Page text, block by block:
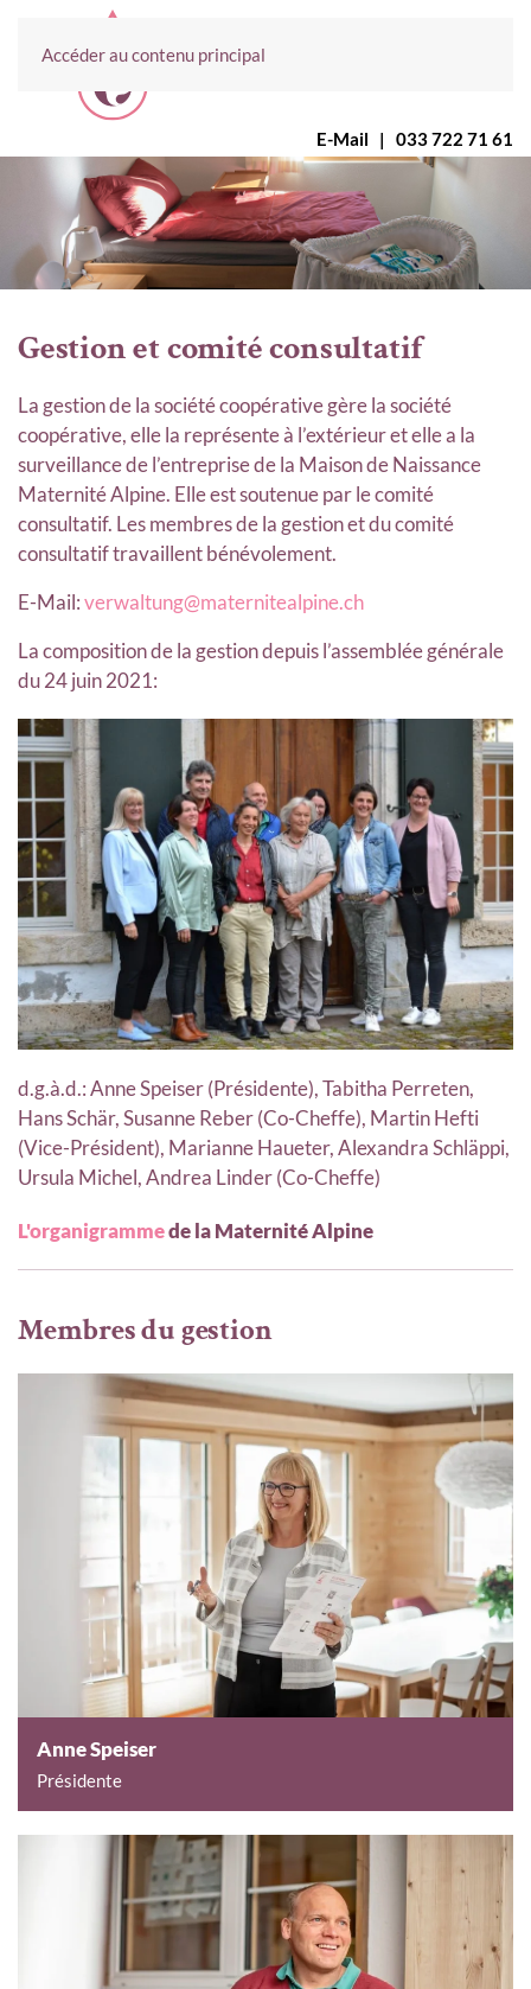
Accéder au contenu principal
E-Mail | 033 722 71 61
Gestion et comité consultatif
La gestion de la société coopérative gère la société
coopérative, elle la représente à l’extérieur et elle a la
surveillance de l’entreprise de la Maison de Naissance
Maternité Alpine. Elle est soutenue par le comité
consultatif. Les membres de la gestion et du comité
consultatif travaillent bénévolement.
E-Mail:verwaltung@maternitealpine.ch
La composition de la gestion depuis l’assemblée générale
du 24 juin 2021:
d.g.à.d.: Anne Speiser (Présidente), Tabitha Perreten,
Hans Schär, Susanne Reber (Co-Cheffe), Martin Hefti
(Vice-Président), Marianne Haueter, Alexandra Schläppi,
Ursula Michel, Andrea Linder (Co-Cheffe)
L'organigrammede la Maternité Alpine
Membres du gestion
Anne Speiser
Présidente